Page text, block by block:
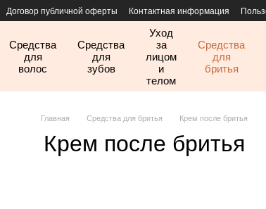
Договор публичной оферты Контактная информация
Средства
для
волос
Средства
для
зубов
Уход
за
лицом
и
телом
Средства
для
бритья
Главная Средства для бритья Крем после бритья
Крем после бритья